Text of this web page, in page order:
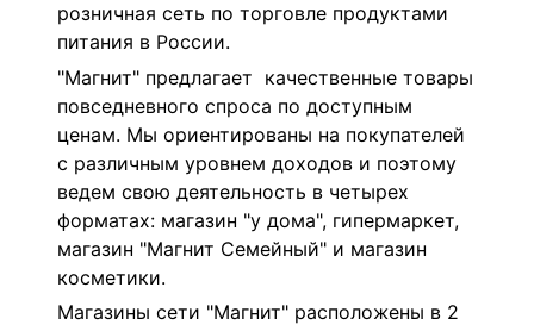
розничная сеть по торговле продуктами
питания в России.
"Магнит" предлагает качественные товары
повседневного спроса по доступным
ценам. Мы ориентированы на покупателей
с различным уровнем доходов и поэтому
ведем свою деятельность в четырех
форматах: магазин "у дома", гипермаркет,
магазин "Магнит Семейный" и магазин
косметики.
Магазины сети "Магнит" расположены в 2